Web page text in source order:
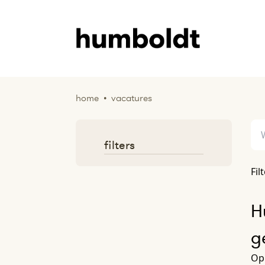
home • vacatures
filters